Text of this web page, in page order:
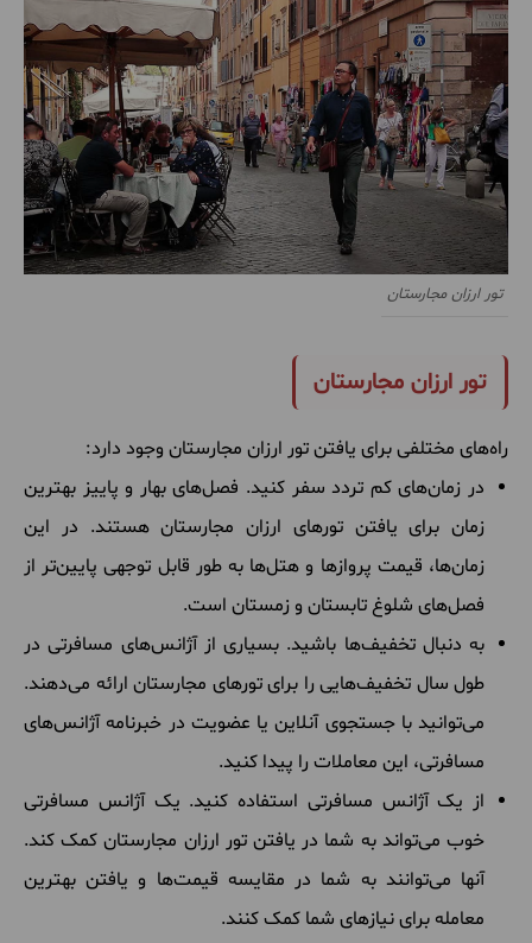
تور ارزان مجارستان
تور ارزان مجارستان
راه‌های مختلفی برای یافتن تور ارزان مجارستان وجود دارد:
در زمان‌های کم تردد سفر کنید. فصل‌های بهار و پاییز بهترین
زمان برای یافتن تورهای ارزان مجارستان هستند. در این
زمان‌ها، قیمت پروازها و هتل‌ها به طور قابل توجهی پایین‌تر از
فصل‌های شلوغ تابستان و زمستان است.
به دنبال تخفیف‌ها باشید. بسیاری از آژانس‌های مسافرتی در
طول سال تخفیف‌هایی را برای تورهای مجارستان ارائه می‌دهند.
می‌توانید با جستجوی آنلاین یا عضویت در خبرنامه آژانس‌های
مسافرتی، این معاملات را پیدا کنید.
از یک آژانس مسافرتی استفاده کنید. یک آژانس مسافرتی
خوب می‌تواند به شما در یافتن تور ارزان مجارستان کمک کند.
آنها می‌توانند به شما در مقایسه قیمت‌ها و یافتن بهترین
معامله برای نیازهای شما کمک کنند.